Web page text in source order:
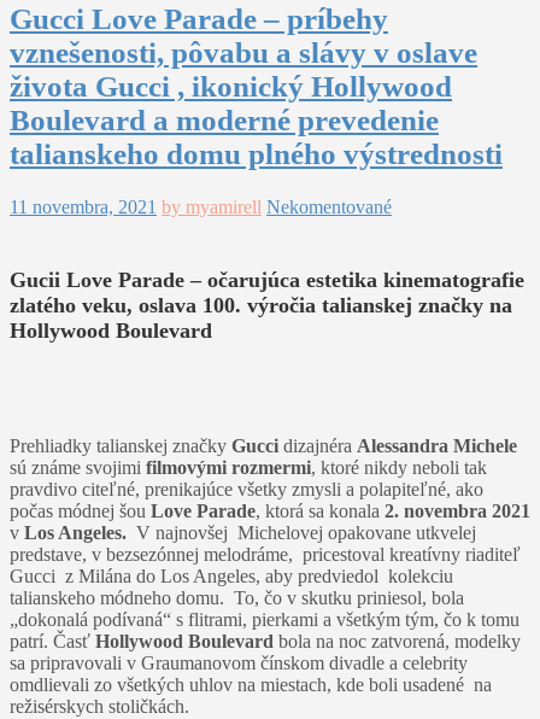
Gucci Love Parade – príbehy
vznešenosti, pôvabu a slávy v oslave
života Gucci , ikonický Hollywood
Boulevard a moderné prevedenie
talianskeho domu plného výstrednosti
11 novembra, 2021 by myamirell Nekomentované
Gucii Love Parade – očarujúca estetika kinematografie
zlatého veku, oslava 100. výročia talianskej značky na
Hollywood Boulevard
Prehliadky talianskej značky Gucci dizajnéra Alessandra Michele
sú známe svojimi filmovými rozmermi, ktoré nikdy neboli tak
pravdivo citeľné, prenikajúce všetky zmysli a polapiteľné, ako
počas módnej šou Love Parade, ktorá sa konala 2. novembra 2021
v Los Angeles. V najnovšej Michelovej opakovane utkvelej
predstave, v bezsezónnej melodráme, pricestoval kreatívny riaditeľ
Gucci z Milána do Los Angeles, aby predviedol kolekciu
talianskeho módneho domu. To, čo v skutku priniesol, bola
„dokonalá podívaná“ s flitrami, pierkami a všetkým tým, čo k tomu
patrí. Časť Hollywood Boulevard bola na noc zatvorená, modelky
sa pripravovali v Graumanovom čínskom divadle a celebrity
omdlievali zo všetkých uhlov na miestach, kde boli usadené na
režisérskych stoličkách.